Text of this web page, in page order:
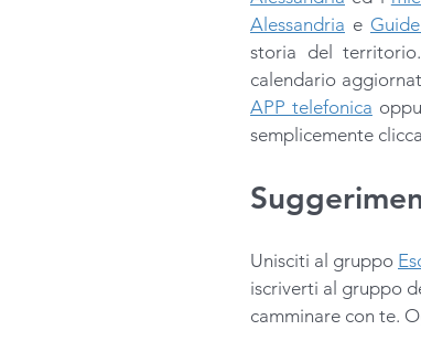
Alessandria e
storia del
APP telefonica
semplicemente
Unisciti al gruppo
iscriverti al gruppo
camminare con te.